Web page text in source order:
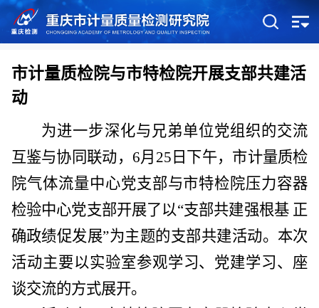
市计量质检院与市特检院开展支部共建活
动
为进一步深化与兄弟单位党组织的交流
互鉴与协同联动， 6月 25 日下午， 市计量质检
院气体流量中心党支部与市特检院压力容器
检验中心党支部开展了以“支部共建强根基 正
确政绩促发展”为主题的支部共建活动。本次
活动主要以实验室参观学习、党建学习、座
谈交流的方式展开。